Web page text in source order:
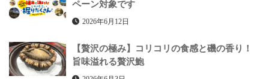
ペーン対象です
2026年6月12日
【贅沢の極み】コリコリの食感と磯の香り！
旨味溢れる贅沢鮑